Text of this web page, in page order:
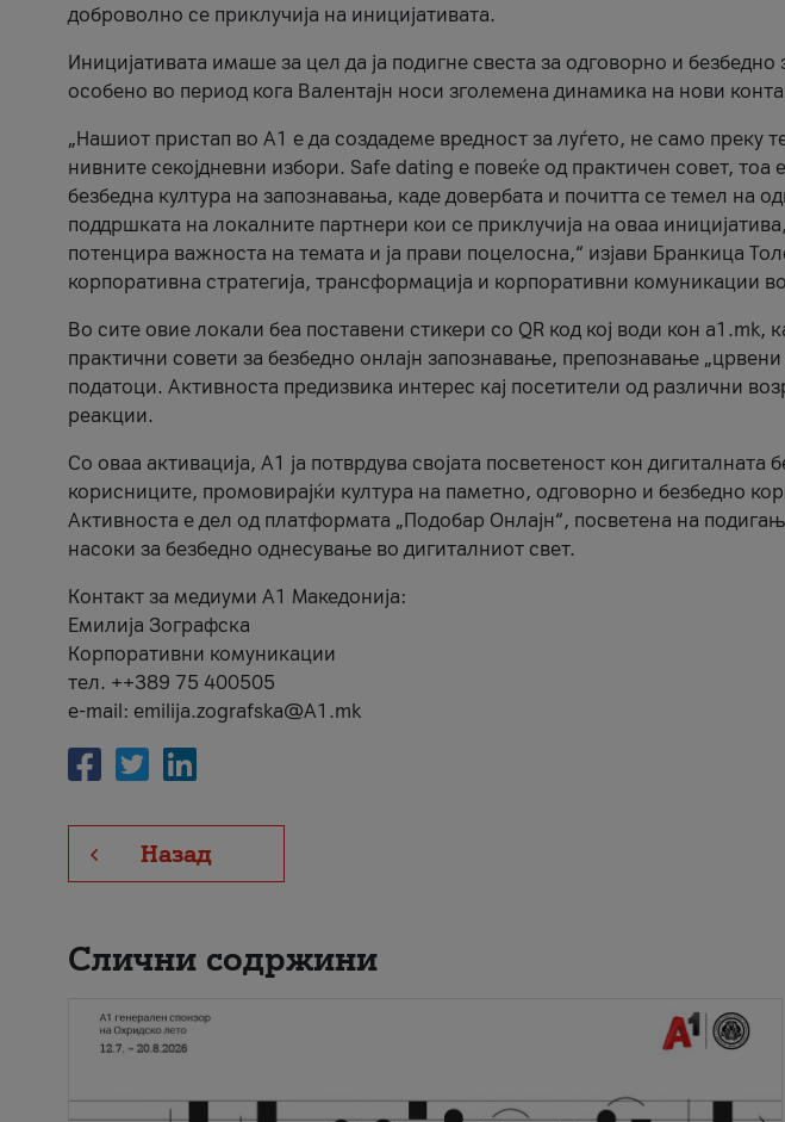
доброволно се приклучија на иницијативата.
Иницијативата имаше за цел да ја подигне свеста за одговорно и
особено во период кога Валентајн носи зголемена динамика на нови
„Нашиот пристап во А1 е да создадеме вредност за луѓето, не само преку
нивните секојдневни избори. Safe dating е повеќе од практичен совет,
безбедна култура на запознавања, каде довербата и почитта се темел на
поддршката на локалните партнери кои се приклучија на оваа
потенцира важноста на темата и ја прави поцелосна,“ изјави Бранкица
корпоративна стратегија, трансформација и корпоративни комуникации
Во сите овие локали беа поставени стикери со QR код кој води кон a1.mk,
практични совети за безбедно онлајн запознавање, препознавање
податоци. Активноста предизвика интерес кај посетители од различни
реакции.
Со оваа активација, А1 ја потврдува својата посветеност кон дигиталната
корисниците, промовирајќи култура на паметно, одговорно и безбедно
Активноста е дел од платформата „Подобар Онлајн“, посветена на
насоки за безбедно однесување во дигиталниот свет.
Контакт за медиуми А1 Македонија:
Емилија Зографска
Корпоративни комуникации
тел. ++389 75 400505
e-mail: emilija.zografska@A1.mk
Назад
Слични содржини